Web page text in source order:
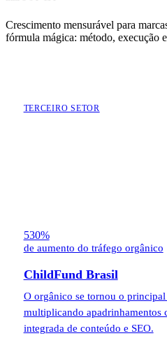
Crescimento mensurável para
fórmula mágica: método, execução
TERCEIRO SETOR
530%
de aumento do tráfego orgânico
ChildFund Brasil
O orgânico se tornou o principal
multiplicando apadrinhamentos
integrada de conteúdo e SEO.